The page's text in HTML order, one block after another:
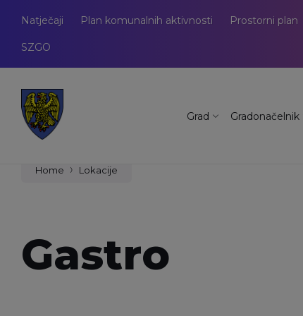
Natječaji Plan komunalnih aktivnosti Prostorni plan
SZGO
Grad Gradonačelnik
Home Lokacije
Gastro